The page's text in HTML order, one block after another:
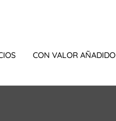
CON VALOR AÑADIDO